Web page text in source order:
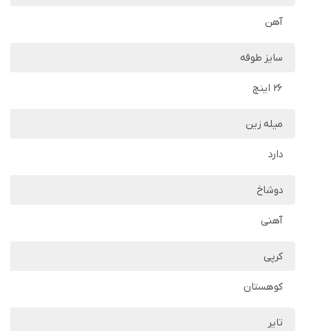
آهن
سایز طوقه
26 اینچ
میله زین
دارد
دوشاخ
آهنی
کرپی
کوهستان
تایر